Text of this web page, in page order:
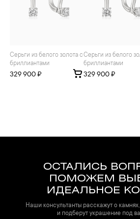
Серьги из белого золота с
бриллиантами
329 900 ₽
Серьги из белого золота с
бриллиантами
329 900 ₽
ОСТАЛИСЬ
ПОМОЖЕМ
ИДЕАЛЬНОЕ
Наши консультанты расскажут о
и подберут украшение под